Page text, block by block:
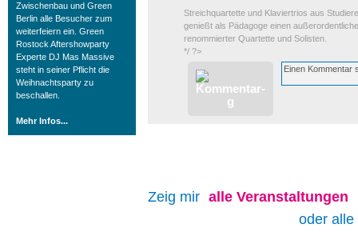
Zwischenbau und Green
Berlin alle Besucher zum
weiterfeiern ein. Green
Rostock Aftershowparty
Experte DJ Mas Massive
steht in seiner Pflicht die
Weihnachtsparty zu
beschallen.
Mehr Infos...
Streichquartette und Klaviertrios aus
genießt als Pädagoge einen
renommierter Quartette und Solisten.
*/ ?>
Zeig mir alle Veranstaltungen
oder alle